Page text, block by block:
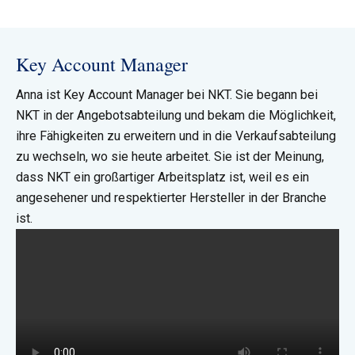
Key Account Manager
Anna ist Key Account Manager bei NKT. Sie begann bei
NKT in der Angebotsabteilung und bekam die Möglichkeit,
ihre Fähigkeiten zu erweitern und in die Verkaufsabteilung
zu wechseln, wo sie heute arbeitet. Sie ist der Meinung,
dass NKT ein großartiger Arbeitsplatz ist, weil es ein
angesehener und respektierter Hersteller in der Branche
ist.